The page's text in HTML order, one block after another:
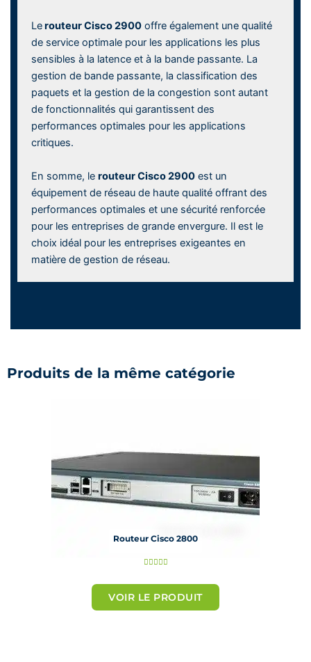
Lerouteur Cisco 2900 offre également une qualité
de service optimale pour les applications les plus
sensibles à la latence et à la bande passante. La
gestion de bande passante, la classification des
paquets et la gestion de la congestion sont autant
de fonctionnalités qui garantissent des
performances optimales pour les applications
critiques.
En somme, le routeur Cisco 2900 est un
équipement de réseau de haute qualité offrant des
performances optimales et une sécurité renforcée
pour les entreprises de grande envergure. Il est le
choix idéal pour les entreprises exigeantes en
matière de gestion de réseau.
Produits de la même catégorie
Routeur Cisco 2800
    N
t
é
VOIR LE PRODUIT